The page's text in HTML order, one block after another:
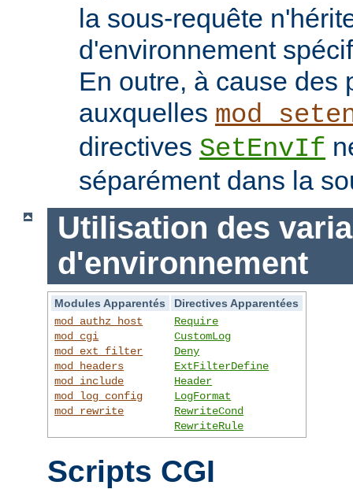
la sous-requête
d'environnement
En outre, à cause des
auxquelles
directives SetEnvIf
séparément dans la
Utilisation des
d'environnement
Modules Apparentés
Directives Apparentées
mod_authz_host
mod_cgi
mod_ext_filter
mod_headers
mod_include
mod_log_config
mod_rewrite
Require
CustomLog
Deny
ExtFilterDefine
Header
LogFormat
RewriteCond
RewriteRule
Scripts CGI